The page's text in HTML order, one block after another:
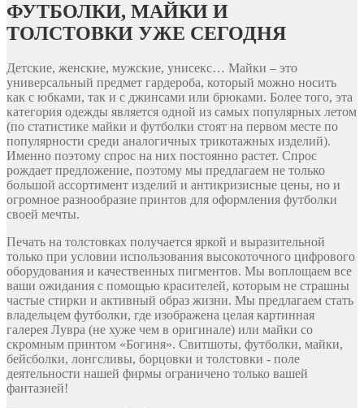
ФУТБОЛКИ, МАЙКИ И
ТОЛСТОВКИ УЖЕ СЕГОДНЯ
Детские, женские, мужские, унисекс… Майки – это
универсальный предмет гардероба, который можно носить
как с юбками, так и с джинсами или брюками. Более того, эта
категория одежды является одной из самых популярных летом
(по статистике майки и футболки стоят на первом месте по
популярности среди аналогичных трикотажных изделий).
Именно поэтому спрос на них постоянно растет. Спрос
рождает предложение, поэтому мы предлагаем не только
большой ассортимент изделий и антикризисные цены, но и
огромное разнообразие принтов для оформления футболки
своей мечты.
Печать на толстовках получается яркой и выразительной
только при условии использования высокоточного цифрового
оборудования и качественных пигментов. Мы воплощаем все
ваши ожидания с помощью красителей, которым не страшны
частые стирки и активный образ жизни. Мы предлагаем стать
владельцем футболки, где изображена целая картинная
галерея Лувра (не хуже чем в оригинале) или майки со
скромным принтом «Богиня». Свитшоты, футболки, майки,
бейсболки, лонгсливы, борцовки и толстовки - поле
деятельности нашей фирмы ограничено только вашей
фантазией!